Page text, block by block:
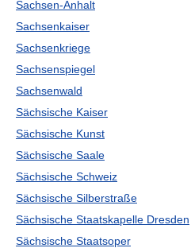
Sachsen-Anhalt
Sachsenkaiser
Sachsenkriege
Sachsenspiegel
Sachsenwald
Sächsische Kaiser
Sächsische Kunst
Sächsische Saale
Sächsische Schweiz
Sächsische Silberstraße
Sächsische Staatskapelle Dresden
Sächsische Staatsoper